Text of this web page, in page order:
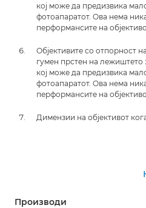
кој може да предизвика
фотоапаратот. Ова нема
перформансите на
Објективите со отпорност
гумен прстен на лежиштето
кој може да предизвика
фотоапаратот. Ова нема
перформансите на
Димензии на објективот
Производи